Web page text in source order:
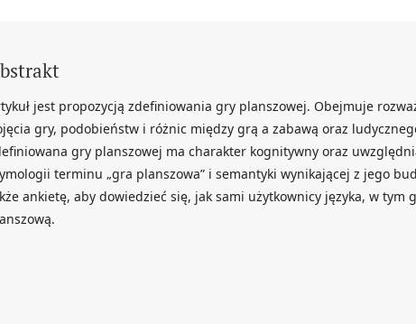
jest propozycją zdefiniowania gry planszowej. Obejmuje
gry, podobieństw i różnic między grą a zabawą oraz
gry planszowej ma charakter kognitywny oraz
terminu „gra planszowa” i semantyki wynikającej z jego
ankietę, aby dowiedzieć się, jak sami użytkownicy języka, w tym